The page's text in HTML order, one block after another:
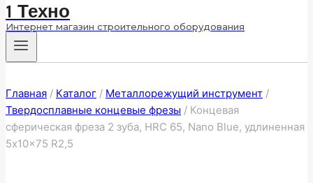
1 Техно
Интернет магазин строительного оборудования
Главная / Каталог / Металлорежущий инструмент /
Твердосплавные концевые фрезы / Концевая
сферическая фреза 2 зуба, HRC 65, Nano Blue, удлиненная
5x10x75 R2,5